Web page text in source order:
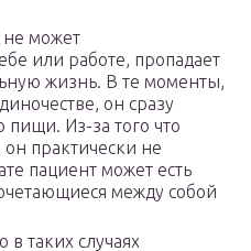
не может
или работе, пропадает
жизнь. В те моменты,
он сразу
пищи. Из-за того что
практически не
пациент может есть
между собой
в таких случаях